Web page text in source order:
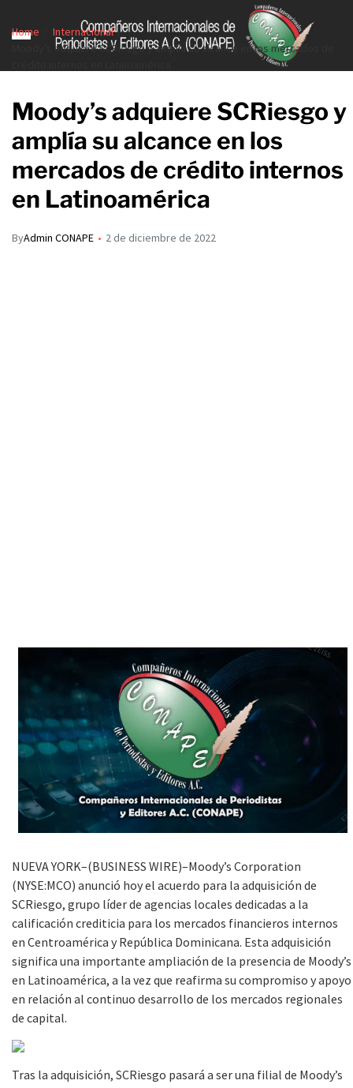
Home
Internacional
Moody’s adquiere SCRiesgo y amplía su alcance en los mercados de
Moody’s adquiere SCRiesgo y
amplía su alcance en los
mercados de crédito internos
en Latinoamérica
ByAdmin CONAPE 2 de diciembre de 2022
NUEVA YORK–(BUSINESS WIRE)–Moody’s Corporation
(NYSE:MCO) anunció hoy el acuerdo para la adquisición de
SCRiesgo, grupo líder de agencias locales dedicadas a la
calificación crediticia para los mercados financieros internos
en Centroamérica y República Dominicana. Esta adquisición
significa una importante ampliación de la presencia de Moody’s
en Latinoamérica, a la vez que reafirma su compromiso y apoyo
en relación al continuo desarrollo de los mercados regionales
de capital.
Tras la adquisición, SCRiesgo pasará a ser una filial de Moody’s